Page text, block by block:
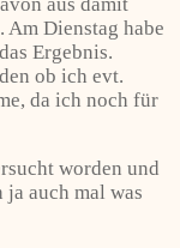
aus damit
Am Dienstag habe
Ergebnis.
ob ich evt.
da ich noch für
worden und
ja auch mal was